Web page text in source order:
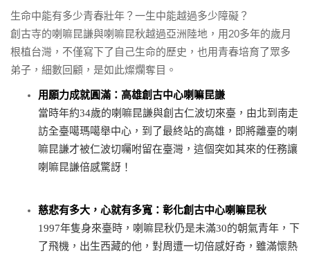
生命中能有多少青春壯年？一生中能越過多少障礙？
創古寺的喇嘛昆謙與喇嘛昆秋越過亞洲陸地，用20多年的歲月
根植台灣，不僅寫下了自己生命的歷史，也用青春培育了眾多
弟子，細數回顧，是如此燦爛奪目。
用願力成就圓滿：高雄創古中心喇嘛昆謙
當時年約34歲的喇嘛昆謙與創古仁波切來臺，由北到南走
訪全臺噶瑪噶舉中心，到了最終站的高雄，即將離臺的喇
嘛昆謙才被仁波切囑咐留在臺灣，這個突如其來的任務讓
喇嘛昆謙倍感驚訝！
慈悲有多大，心就有多寬：彰化創古中心喇嘛昆秋
1997年隻身來臺時，喇嘛昆秋仍是未滿30的朝氣青年，下
了飛機，出生西藏的他，對周遭一切倍感好奇，雖滿懷熱